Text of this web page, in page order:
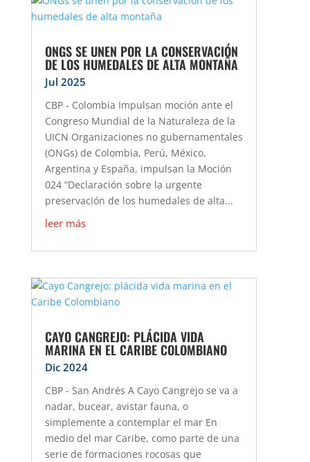
ONGS SE UNEN POR LA CONSERVACIÓN
DE LOS HUMEDALES DE ALTA MONTAÑA
Jul 2025
CBP - Colombia Impulsan moción ante el
Congreso Mundial de la Naturaleza de la
UICN Organizaciones no gubernamentales
(ONGs) de Colombia, Perú, México,
Argentina y España, impulsan la Moción
024 “Declaración sobre la urgente
preservación de los humedales de alta...
leer más
CAYO CANGREJO: PLÁCIDA VIDA
MARINA EN EL CARIBE COLOMBIANO
Dic 2024
CBP - San Andrés A Cayo Cangrejo se va a
nadar, bucear, avistar fauna, o
simplemente a contemplar el mar En
medio del mar Caribe, como parte de una
serie de formaciones rocosas que